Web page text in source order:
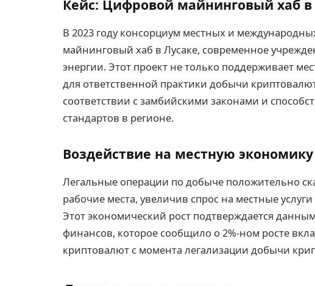
Кейс: Цифровой майнинговый хаб в
В 2023 году консорциум местных и
майнинговый хаб в Лусаке, современное
энергии. Этот проект не только поддерживает
для ответственной практики добычи
соответствии с замбийскими законами и
стандартов в регионе.
Воздействие на местную экономику
Легальные операции по добыче положительно
рабочие места, увеличив спрос на местные
Этот экономический рост подтверждается
финансов, которое сообщило о 2%-ном росте
криптовалют с момента легализации добычи